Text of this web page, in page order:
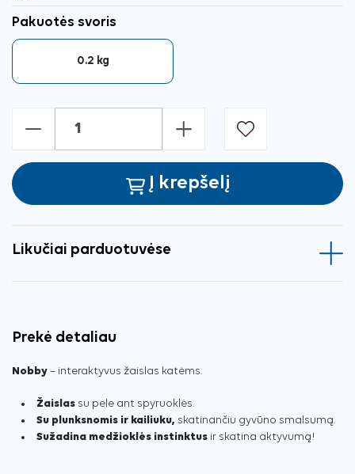
Pakuotės svoris
0.2 kg
- +
Į krepšelį
Likučiai parduotuvėse
Prekė detaliau
Nobby – interaktyvus žaislas katėms.
Žaislas su pele ant spyruoklės.
Su plunksnomis ir kailiuku, skatinančiu gyvūno smalsumą.
Sužadina medžioklės instinktus ir skatina aktyvumą!